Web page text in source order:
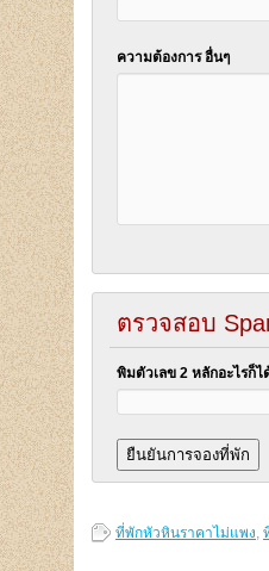
ความต้องการ อื่นๆ
ตรวจสอบ
พิมตัวเลข 2 หลักอะไรก็
ที่พักหัวหินราคาไม่แพง,